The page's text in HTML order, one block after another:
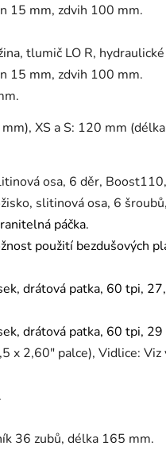
15 mm, zdvih 100 mm.
tlumič LO R,
15 mm, zdvih 100 mm.
XS a S: 120 mm
osa, 6 děr,
slitinová osa, 6
páčka.
použití bezdušových
drátová patka, 60 tpi,
drátová patka, 60 tpi,
x 2,60" palce), Vidlice: Viz
36 zubů, délka 165 mm.